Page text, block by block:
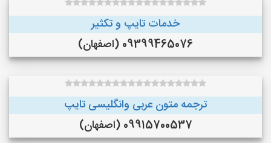
خدمات تایپ و تکثیر
09399465076 (اصفهان)
ترجمه متون عربی وانگلیسی تایپ
09915700537 (اصفهان)